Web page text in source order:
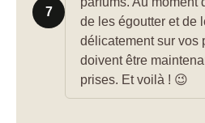
7
de les égoutter et de
délicatement sur vos
doivent être
prises. Et voilà ! 😉